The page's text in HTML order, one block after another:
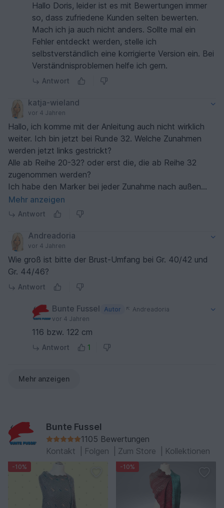
Hallo Doris, leider ist es mit Bewertungen immer
so, dass zufriedene Kunden selten bewerten.
Mach ich ja auch nicht anders. Sollte mal ein
Fehler entdeckt werden, stelle ich
selbstverständlich eine korrigierte Version ein. Bei
Verständnisproblemen helfe ich gern.
Antwort
katja-wieland
vor 4 Jahren
Hallo, ich komme mit der Anleitung auch nicht wirklich
weiter. Ich bin jetzt bei Runde 32. Welche Zunahmen
werden jetzt links gestrickt?
Alle ab Reihe 20-32? oder erst die, die ab Reihe 32
zugenommen werden?
Ich habe den Marker bei jeder Zunahme nach außen
versetzt, damit zwischen den Markern die neuen
Maschen integriert sind. Jetzt ist mir unklar, über welche
Wäre sehr dankbar für weitere Anleitungen.
Liebe Grüße Katja
Mehr anzeigen
Antwort
Andreadoria
vor 4 Jahren
Wie groß ist bitte der Brust-Umfang bei Gr. 40/42 und
Gr. 44/46?
Antwort
Bunte Fussel Autor
Andreadoria
vor 4 Jahren
116 bzw. 122 cm
Antwort 1
Mehr anzeigen
Bunte Fussel
1105 Bewertungen
Kontakt
Folgen Zum Store Kollektionen
-10% -10%